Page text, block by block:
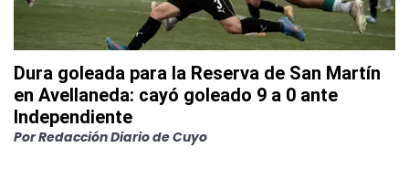
Dura goleada para la Reserva de San Martín
en Avellaneda: cayó goleado 9 a 0 ante
Independiente
PorRedacción Diario de Cuyo